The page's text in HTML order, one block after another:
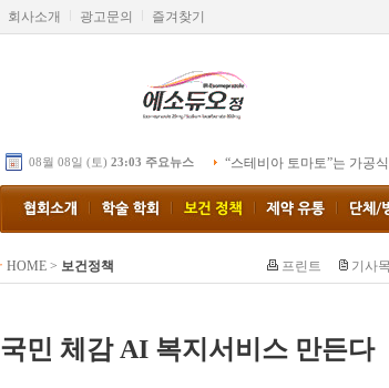
회사소개 광고문의 즐겨찾기
08월 08일 (토) 23:03 주요뉴스 “스테비아 토마토”는 가공
HOME> 보건정책 프린트 기사
국민 체감 AI 복지서비스 만든다